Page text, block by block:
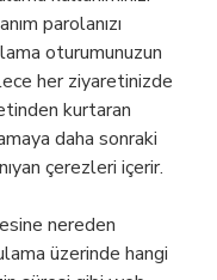
parolanızı
oturumunuzun
her ziyaretinizde
kurtaran
daha sonraki
çerezleri içerir.
nereden
üzerinde hangi